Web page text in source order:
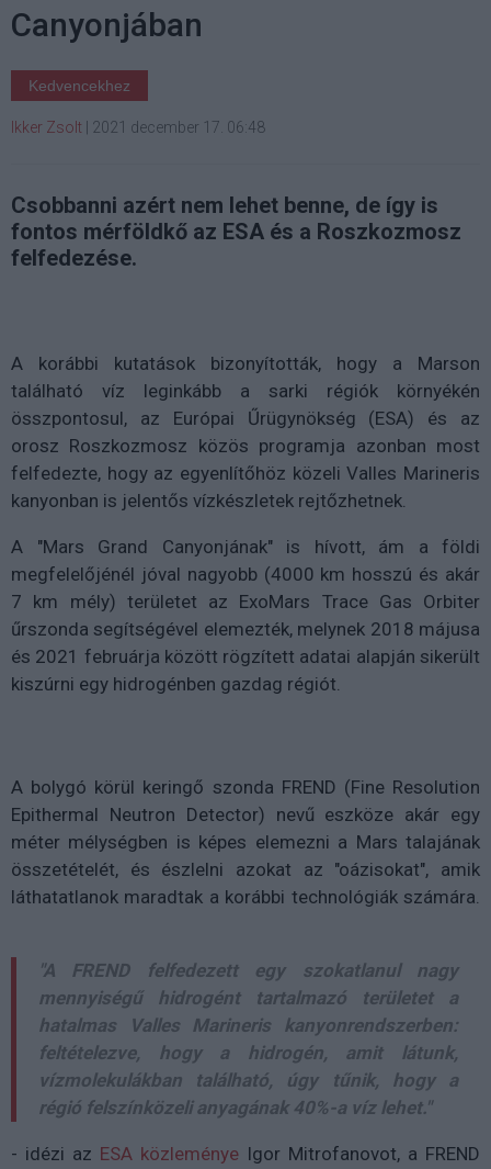
Canyonjában
Kedvencekhez
Ikker Zsolt 2021 december 17. 06:48
Csobbanni azért nem lehet benne, de így is
fontos mérföldkő az ESA és a Roszkozmosz
felfedezése.
A korábbi kutatások bizonyították, hogy a Marson
található víz leginkább a sarki régiók környékén
összpontosul, az Európai Űrügynökség (ESA) és az
orosz Roszkozmosz közös programja azonban most
felfedezte, hogy az egyenlítőhöz közeli Valles Marineris
kanyonban is jelentős vízkészletek rejtőzhetnek.
A "Mars Grand Canyonjának" is hívott, ám a földi
megfelelőjénél jóval nagyobb (4000 km hosszú és akár
7 km mély) területet az ExoMars Trace Gas Orbiter
űrszonda segítségével elemezték, melynek 2018 májusa
és 2021 februárja között rögzített adatai alapján sikerült
kiszúrni egy hidrogénben gazdag régiót.
A bolygó körül keringő szonda FREND (Fine Resolution
Epithermal Neutron Detector) nevű eszköze akár egy
méter mélységben is képes elemezni a Mars talajának
összetételét, és észlelni azokat az "oázisokat", amik
láthatatlanok maradtak a korábbi technológiák számára.
"A FREND felfedezett egy szokatlanul nagy
mennyiségű hidrogént tartalmazó területet a
hatalmas Valles Marineris kanyonrendszerben:
feltételezve, hogy a hidrogén, amit látunk,
vízmolekulákban található, úgy tűnik, hogy a
régió felszínközeli anyagának 40%-a víz lehet."
- idézi az ESA közleménye Igor Mitrofanovot, a FREND